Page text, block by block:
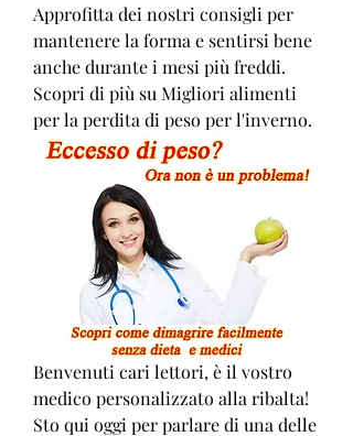
Approfitta dei nostri consigli per
mantenere la forma e sentirsi bene
anche durante i mesi più freddi.
Scopri di più su Migliori alimenti
per la perdita di peso per l'inverno.
Benvenuti cari lettori, è il vostro
medico personalizzato alla ribalta!
Sto qui oggi per parlare di una delle